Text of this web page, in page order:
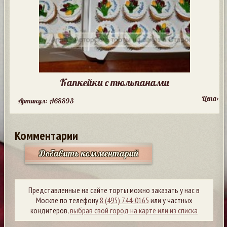
Капкейки с тюльпанами
Артикул: A68893 Цена:
Комментарии
Добавить комментарий
Представленные на сайте торты можно заказать у нас в
Москве по телефону8 (495) 744-0165 или у частных
кондитеров,выбрав свой город на карте или из списка